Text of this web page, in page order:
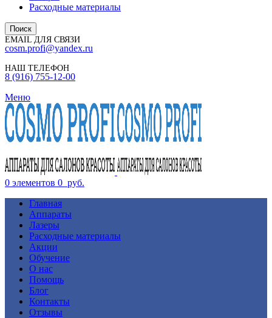
Расходные материалы
Поиск
EMAIL ДЛЯ СВЯЗИ
cosm.profi@yandex.ru
НАШ ТЕЛЕФОН
8 (916) 755-12-00
Меню
0 элементов 0 руб.
Главная
Аппараты
Лазеры
Расходные материалы
Акции
Обучение
О нас
Помощь
Блог
Контакты
Отзывы